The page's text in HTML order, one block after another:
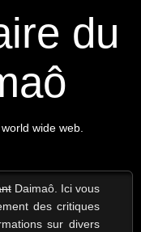
du
wide web.
Daimaô. Ici vous
des critiques
sur divers